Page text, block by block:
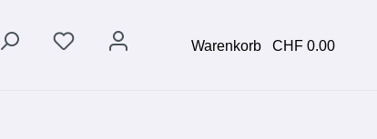
Warenkorb CHF 0.00